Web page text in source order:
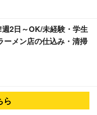
2日～OK/未経験・学生
ーメン店の仕込み・清掃
ら